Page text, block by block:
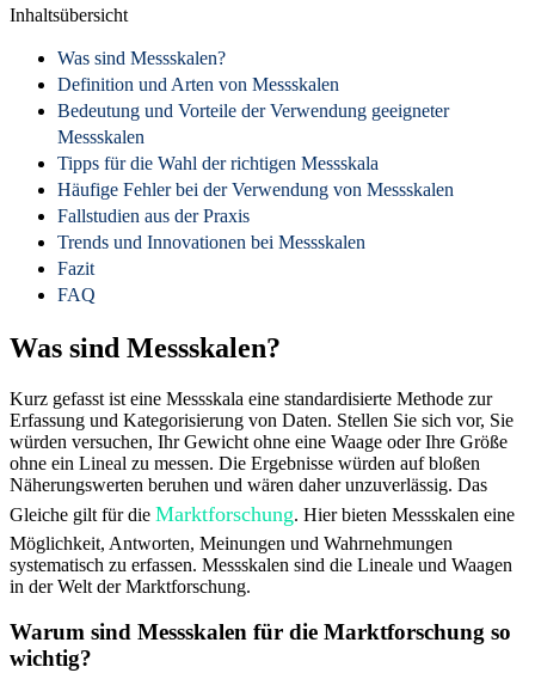
Inhaltsübersicht
Was sind Messskalen?
Definition und Arten von Messskalen
Bedeutung und Vorteile der Verwendung geeigneter
Messskalen
Tipps für die Wahl der richtigen Messskala
Häufige Fehler bei der Verwendung von Messskalen
Fallstudien aus der Praxis
Trends und Innovationen bei Messskalen
Fazit
FAQ
Was sind Messskalen?
Kurz gefasst ist eine Messskala eine standardisierte Methode zur
Erfassung und Kategorisierung von Daten. Stellen Sie sich vor, Sie
würden versuchen, Ihr Gewicht ohne eine Waage oder Ihre Größe
ohne ein Lineal zu messen. Die Ergebnisse würden auf bloßen
Näherungswerten beruhen und wären daher unzuverlässig. Das
Gleiche gilt für die Marktforschung. Hier bieten Messskalen eine
Möglichkeit, Antworten, Meinungen und Wahrnehmungen
systematisch zu erfassen. Messskalen sind die Lineale und Waagen
in der Welt der Marktforschung.
Warum sind Messskalen für die Marktforschung so
wichtig?